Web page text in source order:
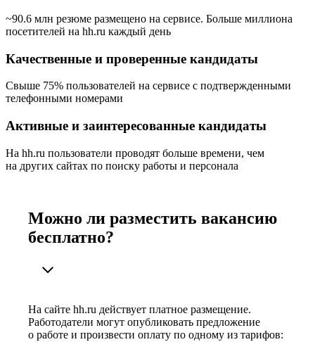
~90.6 млн резюме размещено на сервисе. Больше миллиона
посетителей на hh.ru каждый день
Качественные и проверенные кандидаты
Свыше 75% пользователей на сервисе с подтвержденными
телефонными номерами
Активные и заинтересованные кандидаты
На hh.ru пользователи проводят больше времени, чем
на других сайтах по поиску работы и персонала
Можно ли разместить вакансию
бесплатно?
На сайте hh.ru действует платное размещение.
Работодатели могут опубликовать предложение
о работе и произвести оплату по одному из тарифов: